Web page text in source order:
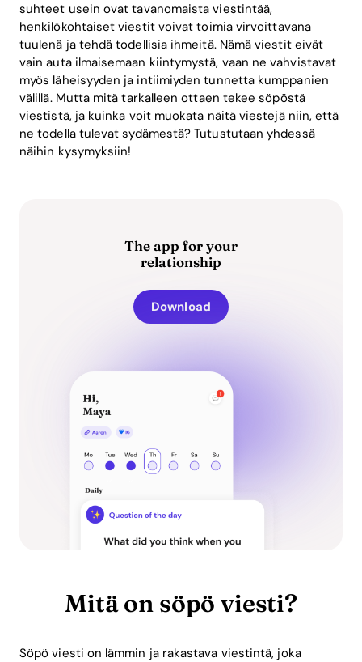
suhteet usein ovat tavanomaista viestintää,
henkilökohtaiset viestit voivat toimia virvoittavana
tuulenä ja tehdä todellisia ihmeitä. Nämä viestit eivät
vain auta ilmaisemaan kiintymystä, vaan ne vahvistavat
myös läheisyyden ja intiimiyden tunnetta kumppanien
välillä. Mutta mitä tarkalleen ottaen tekee söpöstä
viestistä, ja kuinka voit muokata näitä viestejä niin, että
ne todella tulevat sydämestä? Tutustutaan yhdessä
näihin kysymyksiin!
The app for your
relationship
Download
Mitä on söpö viesti?
Söpö viesti on lämmin ja rakastava viestintä, joka